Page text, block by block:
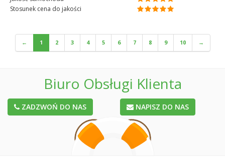
Stosunek cena do jakości
← 1 2 3 4 5 6 7 8 9 10 →
Biuro Obsługi Klienta
ZADZWOŃ DO NAS NAPISZ DO NAS